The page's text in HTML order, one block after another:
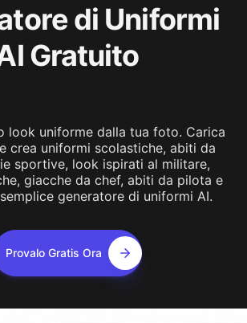
di Uniformi
Gratuito
look uniforme dalla tua foto. Carica
crea uniformi scolastiche, abiti da
sportive, look ispirati al militare,
giacche da chef, abiti da pilota e
generatore di uniformi AI.
Provalo Gratis Ora